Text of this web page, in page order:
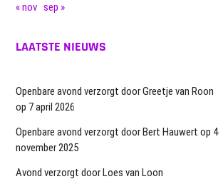
« nov sep »
LAATSTE NIEUWS
Openbare avond verzorgt door Greetje van Roon
op 7 april 2026
Openbare avond verzorgt door Bert Hauwert op 4
november 2025
Avond verzorgt door Loes van Loon